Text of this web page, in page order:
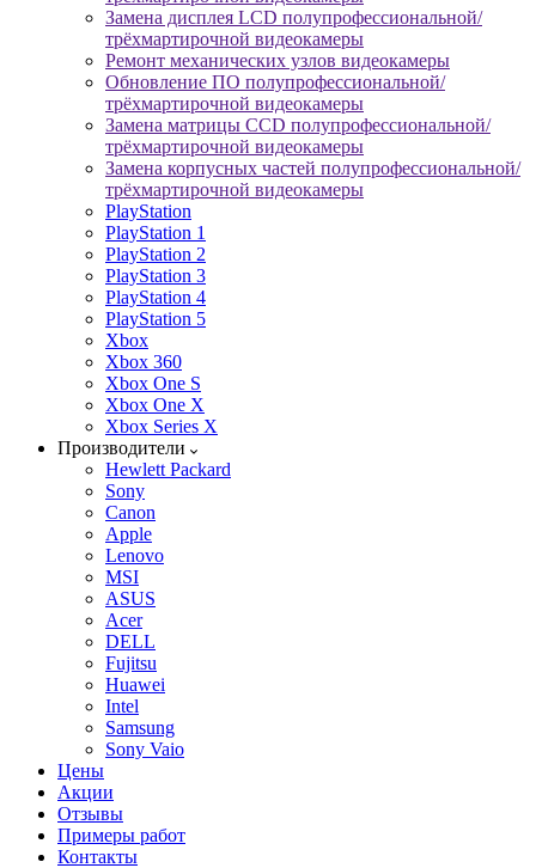
Замена дисплея LCD полупрофессиональной/
трёхмартирочной видеокамеры
Ремонт механических узлов видеокамеры
Обновление ПО полупрофессиональной/
трёхмартирочной видеокамеры
Замена матрицы CCD полупрофессиональной/
трёхмартирочной видеокамеры
Замена корпусных частей полупрофессиональной/
трёхмартирочной видеокамеры
PlayStation
PlayStation 1
PlayStation 2
PlayStation 3
PlayStation 4
PlayStation 5
Xbox
Xbox 360
Xbox One S
Xbox One X
Xbox Series X
Производители
Hewlett Packard
Sony
Canon
Apple
Lenovo
MSI
ASUS
Acer
DELL
Fujitsu
Huawei
Intel
Samsung
Sony Vaio
Цены
Акции
Отзывы
Примеры работ
Контакты